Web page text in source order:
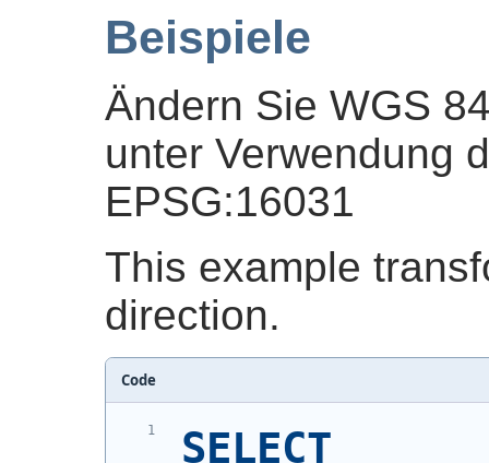
Beispiele
Ändern Sie WGS
unter Verwendung
EPSG:16031
This example
direction.
Code
SELECT